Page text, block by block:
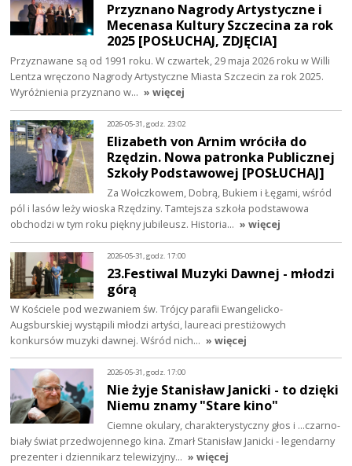
Przyznano Nagrody Artystyczne i
Mecenasa Kultury Szczecina za rok
2025 [POSŁUCHAJ, ZDJĘCIA]
Przyznawane są od 1991 roku. W czwartek, 29 maja 2026 roku w Willi
Lentza wręczono Nagrody Artystyczne Miasta Szczecin za rok 2025.
Wyróżnienia przyznano w… » więcej
2026-05-31, godz. 23:02
Elizabeth von Arnim wróciła do
Rzędzin. Nowa patronka Publicznej
Szkoły Podstawowej [POSŁUCHAJ]
Za Wołczkowem, Dobrą, Bukiem i Łęgami, wśród
pól i lasów leży wioska Rzędziny. Tamtejsza szkoła podstawowa
obchodzi w tym roku piękny jubileusz. Historia… » więcej
2026-05-31, godz. 17:00
23.Festiwal Muzyki Dawnej - młodzi
górą
W Kościele pod wezwaniem św. Trójcy parafii Ewangelicko-
Augsburskiej wystąpili młodzi artyści, laureaci prestiżowych
konkursów muzyki dawnej. Wśród nich… » więcej
2026-05-31, godz. 17:00
Nie żyje Stanisław Janicki - to dzięki
Niemu znamy "Stare kino"
Ciemne okulary, charakterystyczny głos i ...czarno-
biały świat przedwojennego kina. Zmarł Stanisław Janicki - legendarny
prezenter i dziennikarz telewizyjny… » więcej